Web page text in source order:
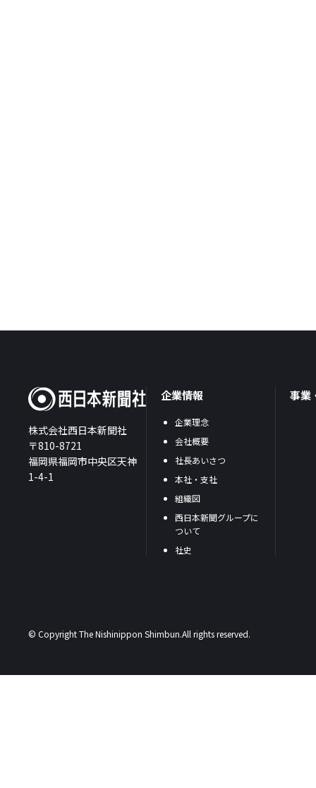
株式会社西日本新聞社
〒810-8721
福岡県福岡市中央区天神
1-4-1
企業情報
企業理念
会社概要
社長あいさつ
本社・支社
組織図
西日本新聞グループに
ついて
社史
事業
© Copyright The Nishinippon Shimbun.All rights reserved.